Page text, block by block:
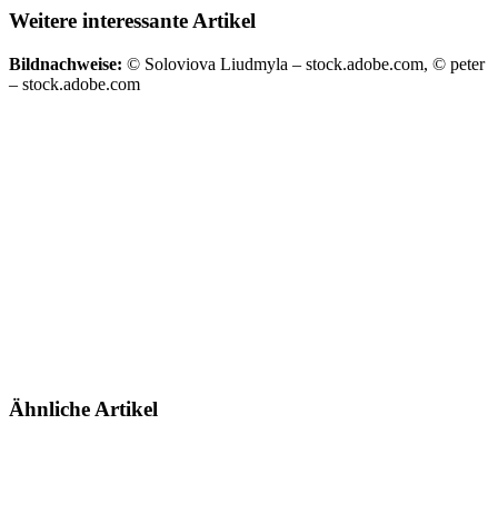
Weitere interessante Artikel
Bildnachweise: © Soloviova Liudmyla – stock.adobe.com, © peter
– stock.adobe.com
Ähnliche Artikel